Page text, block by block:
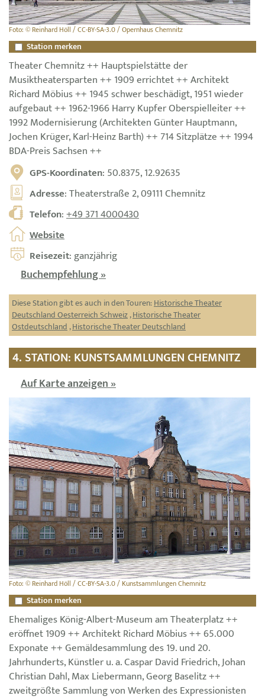
Foto: © Reinhard Höll / CC-BY-SA-3.0 / Opernhaus Chemnitz
Station merken
Theater Chemnitz ++ Hauptspielstätte der
Musiktheatersparten ++ 1909 errichtet ++ Architekt
Richard Möbius ++ 1945 schwer beschädigt, 1951 wieder
aufgebaut ++ 1962-1966 Harry Kupfer Oberspielleiter ++
1992 Modernisierung (Architekten Günter Hauptmann,
Jochen Krüger, Karl-Heinz Barth) ++ 714 Sitzplätze ++ 1994
BDA-Preis Sachsen ++
GPS-Koordinaten: 50.8375, 12.92635
Adresse: Theaterstraße 2, 09111 Chemnitz
Telefon:+49 371 4000430
Website
Reisezeit: ganzjährig
Buchempfehlung »
Diese Station gibt es auch in den Touren:Historische Theater
Deutschland Oesterreich Schweiz,Historische Theater
Ostdeutschland,Historische Theater Deutschland
4. STATION: KUNSTSAMMLUNGEN CHEMNITZ
Auf Karte anzeigen »
Foto: © Reinhard Höll / CC-BY-SA-3.0 / Kunstsammlungen Chemnitz
Station merken
Ehemaliges König-Albert-Museum am Theaterplatz ++
eröffnet 1909 ++ Architekt Richard Möbius ++ 65.000
Exponate ++ Gemäldesammlung des 19. und 20.
Jahrhunderts, Künstler u. a. Caspar David Friedrich, Johan
Christian Dahl, Max Liebermann, Georg Baselitz ++
zweitgrößte Sammlung von Werken des Expressionisten